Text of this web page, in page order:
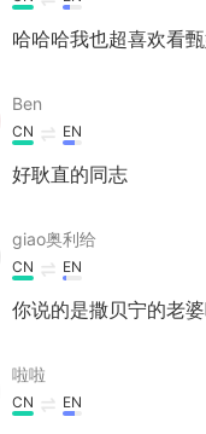
哈哈哈我也超喜欢看
Ben
CN EN
好耿直的同志
giao奥利给
CN EN
你说的是撒贝宁的老
啦啦
CN EN